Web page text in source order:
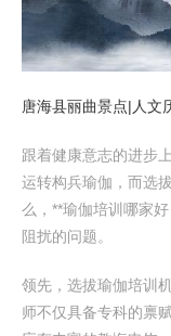
唐海县丽曲景点|人文
跟着健康意志的进步
运转构兵瑜伽，而选
么，**瑜伽培训哪家
阻扰的问题。
领先，选拔瑜伽培训
师不仅具备专科的禀